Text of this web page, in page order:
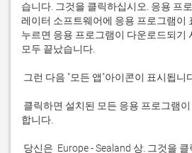
습니다. 그것을 클릭하십시오. 응용 프
레이터 소프트웨어에 응용 프로그램이
누르면 응용 프로그램이 다운로드되기